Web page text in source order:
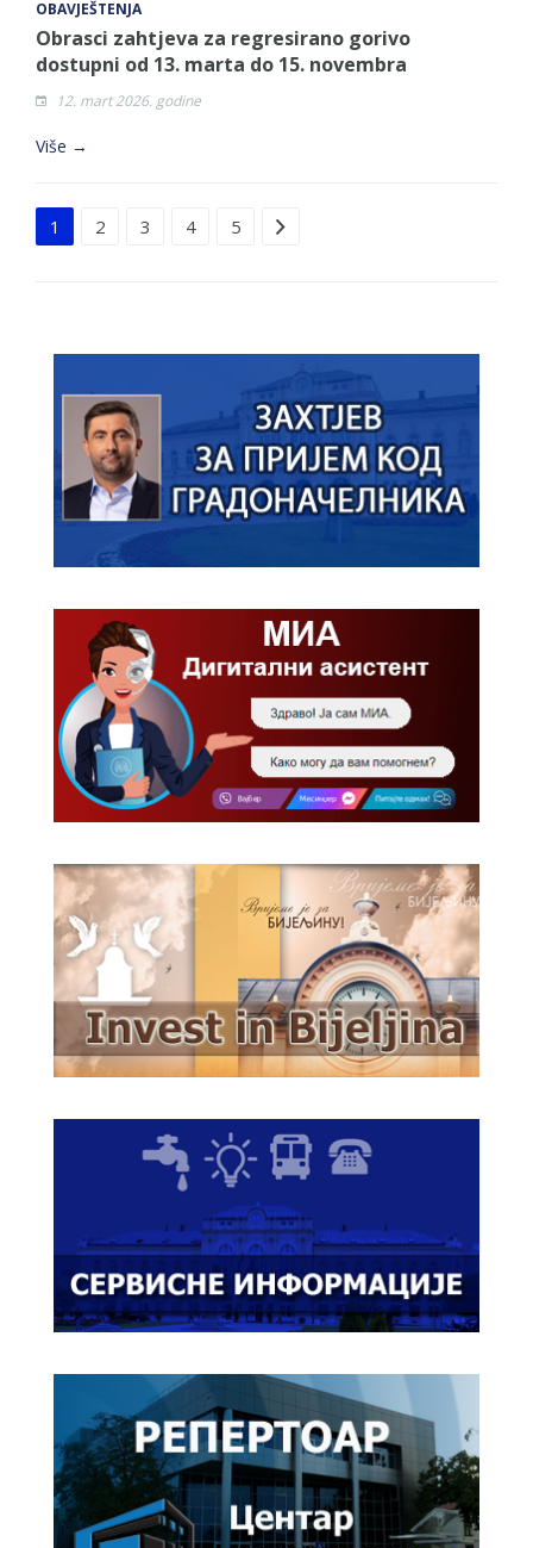
OBAVJEŠTENJA
Obrasci zahtjeva za regresirano gorivo
dostupni od 13. marta do 15. novembra
12. mart 2026. godine
Više →
Strana 1 od 5
1 2 3 4 5